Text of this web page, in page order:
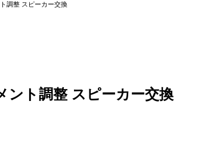
調整 スピーカー交換
ント調整 スピーカー交換